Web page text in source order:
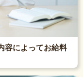
容によってお給料